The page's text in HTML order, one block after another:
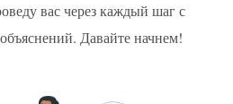
вас через каждый шаг с
Давайте начнем!